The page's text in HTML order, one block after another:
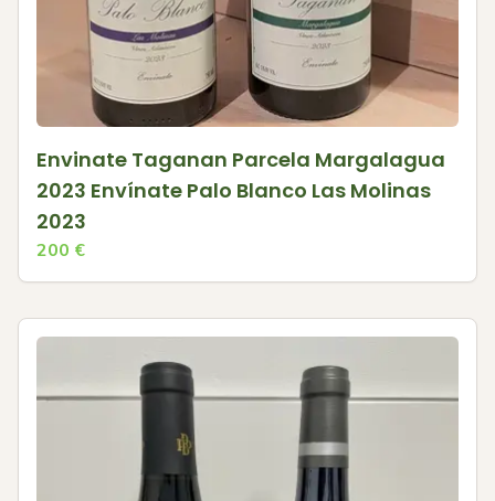
Envinate Taganan Parcela Margalagua
2023 Envínate Palo Blanco Las Molinas
2023
200 €